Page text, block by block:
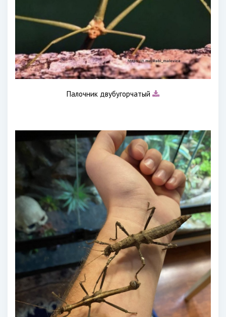
Палочник двубугорчатый